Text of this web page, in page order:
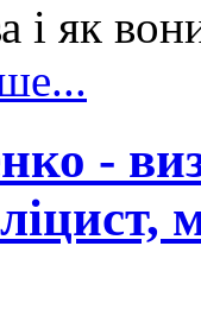
і як
-